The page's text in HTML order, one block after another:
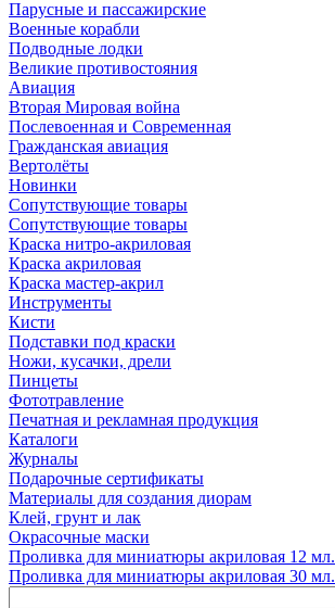
Парусные и пассажирские
Военные корабли
Подводные лодки
Великие противостояния
Авиация
Вторая Мировая война
Послевоенная и Современная
Гражданская авиация
Вертолёты
Новинки
Сопутствующие товары
Сопутствующие товары
Краска нитро-акриловая
Краска акриловая
Краска мастер-акрил
Инструменты
Кисти
Подставки под краски
Ножи, кусачки, дрели
Пинцеты
Фототравление
Печатная и рекламная продукция
Каталоги
Журналы
Подарочные сертификаты
Материалы для создания диорам
Клей, грунт и лак
Окрасочные маски
Проливка для миниатюры акриловая 12 мл.
Проливка для миниатюры акриловая 30 мл.